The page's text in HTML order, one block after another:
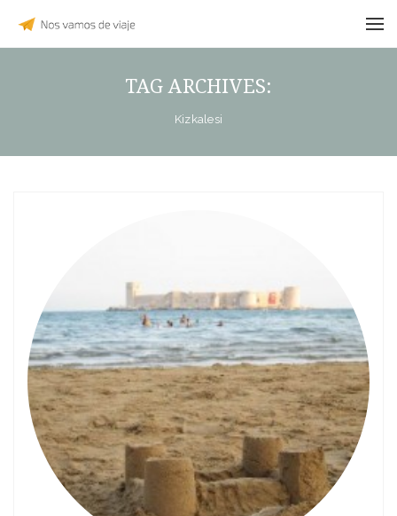
TAG ARCHIVES:
Kizkalesi